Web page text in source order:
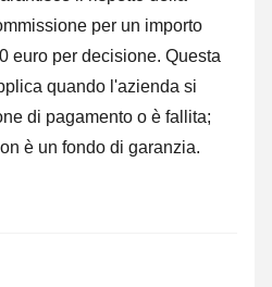
per un importo
euro per decisione. Questa
quando l'azienda si
di pagamento o è fallita;
è un fondo di garanzia.